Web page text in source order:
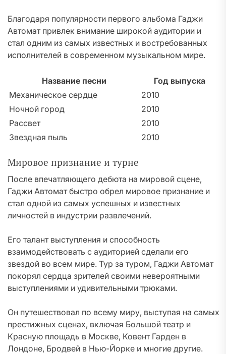
Благодаря популярности первого альбома Гаджи
Автомат привлек внимание широкой аудитории и
стал одним из самых известных и востребованных
исполнителей в современном музыкальном мире.
Название песни
Год выпуска
Механическое сердце
2010
Ночной город
2010
Рассвет
2010
Звездная пыль
2010
Мировое признание и турне
После впечатляющего дебюта на мировой сцене,
Гаджи Автомат быстро обрел мировое признание и
стал одной из самых успешных и известных
личностей в индустрии развлечений.
Его талант выступления и способность
взаимодействовать с аудиторией сделали его
звездой во всем мире. Тур за туром, Гаджи Автомат
покорял сердца зрителей своими невероятными
выступлениями и удивительными трюками.
Он путешествовал по всему миру, выступая на самых
престижных сценах, включая Большой театр и
Красную площадь в Москве, Ковент Гарден в
Лондоне, Бродвей в Нью-Йорке и многие другие.